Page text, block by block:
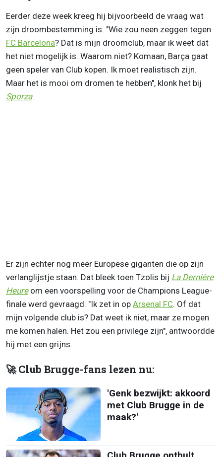
Eerder deze week kreeg hij bijvoorbeeld de vraag wat
zijn droombestemming is. "Wie zou neen zeggen tegen
FC Barcelona? Dat is mijn droomclub, maar ik weet dat
het niet mogelijk is. Waarom niet? Komaan, Barça gaat
geen speler van Club kopen. Ik moet realistisch zijn.
Maar het is mooi om dromen te hebben", klonk het bij
Sporza.
Er zijn echter nog meer Europese giganten die op zijn
verlanglijstje staan. Dat bleek toen Tzolis bij La Dernière
Heureom een voorspelling voor de Champions League-
finale werd gevraagd. "Ik zet in op Arsenal FC. Of dat
mijn volgende club is? Dat weet ik niet, maar ze mogen
me komen halen. Het zou een privilege zijn", antwoordde
hij met een grijns.
🚀 Club Brugge-fans lezen nu:
'Genk bezwijkt: akkoord
met Club Brugge in de
maak?'